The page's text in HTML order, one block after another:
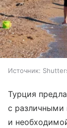
Источник:
Турция
с различными
и